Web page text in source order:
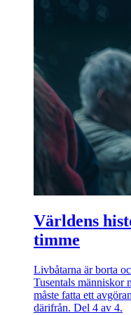
Världens
timme
Livbåtarna är borta
Tusentals människor
måste fatta ett
därifrån. Del 4 av 4.